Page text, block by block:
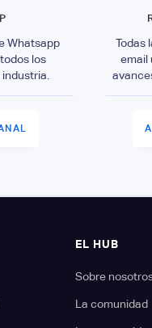
Whatsapp
los
Todas
email
EL HUB
Sobre
La comunidad